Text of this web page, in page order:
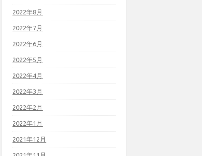
2022年8月
2022年7月
2022年6月
2022年5月
2022年4月
2022年3月
2022年2月
2022年1月
2021年12月